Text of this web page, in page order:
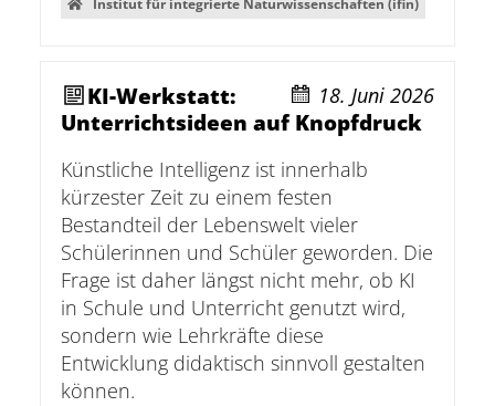
18. Juni 2026
KI-Werkstatt:
Unterrichtsideen auf Knopfdruck
Künstliche Intelligenz ist innerhalb
kürzester Zeit zu einem festen
Bestandteil der Lebenswelt vieler
Schülerinnen und Schüler geworden. Die
Frage ist daher längst nicht mehr, ob KI
in Schule und Unterricht genutzt wird,
sondern wie Lehrkräfte diese
Entwicklung didaktisch sinnvoll gestalten
können.